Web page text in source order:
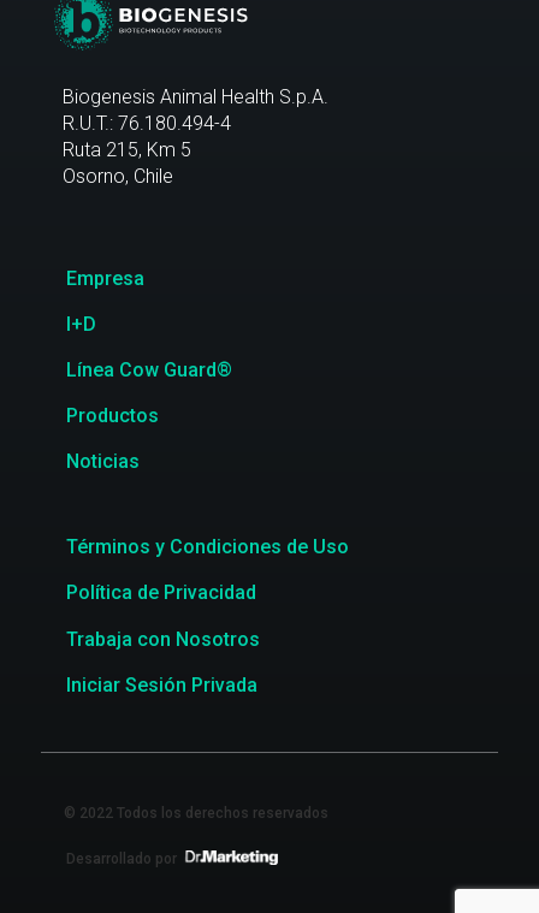
Biogenesis Animal Health S.p.A.
R.U.T.: 76.180.494-4
Ruta 215, Km 5
Osorno, Chile
Empresa
I+D
Línea Cow Guard®
Productos
Noticias
Términos y Condiciones de Uso
Política de Privacidad
Trabaja con Nosotros
Iniciar Sesión Privada
© 2022 Todos los derechos reservados
Desarrollado por